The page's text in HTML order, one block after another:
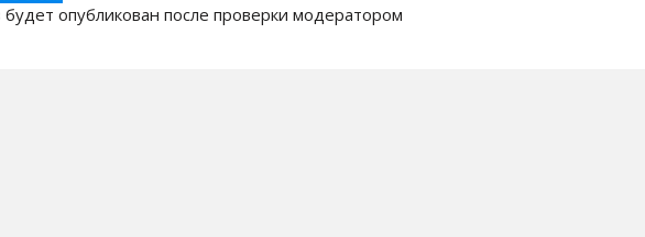
опубликован после проверки модератором